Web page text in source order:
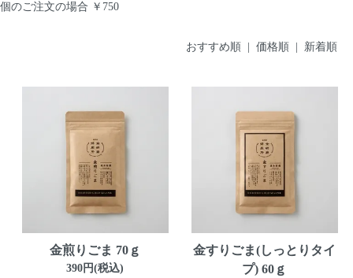
個のご注文の場合 ￥750
おすすめ順 | 価格順 新着順
金煎りごま 70ｇ
390円(税込)
金すりごま(しっとりタイ
プ) 60ｇ